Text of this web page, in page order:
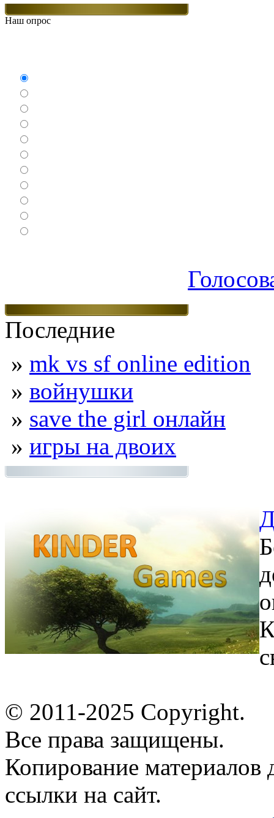
Наш опрос
Последние
» mk vs sf online edition
» войнушки
» save the girl онлайн
» игры на двоих
© 2011-2025 Copyright.
Все права защищены.
Копирование материалов
ссылки на сайт.